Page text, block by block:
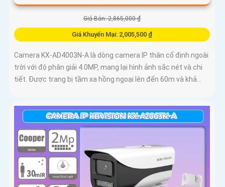
Giá Bán: 2,865,000 ₫
Giá Khuyến Mại: 2,005,500 ₫
Camera KX-AD4003N-A là dòng camera IP thân cố định ngoài
trời với độ phân giải 4.0MP, mang lại hình ảnh sắc nét và chi
tiết. Được trang bị tầm xa hồng ngoại lên đến 60m và khả...